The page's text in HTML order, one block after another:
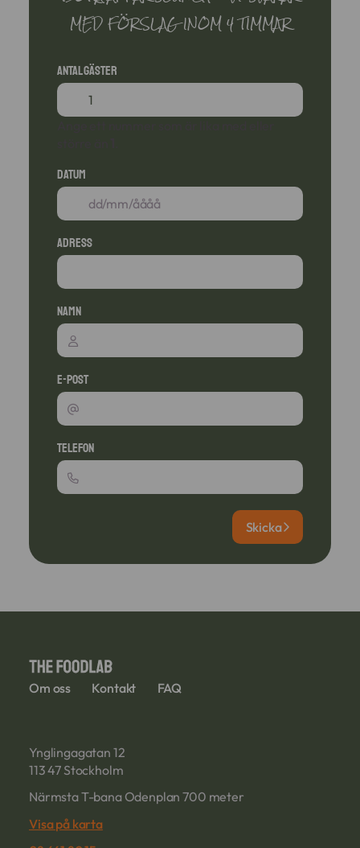
MED FÖRSLAG INOM 4 TIMMAR
Antal gäster
Datum
Adress
Namn
E-post
Telefon
Skicka
Om oss Kontakt FAQ
Ynglingagatan 12
113 47 Stockholm
Närmsta T-bana Odenplan 700 meter
Visa på karta